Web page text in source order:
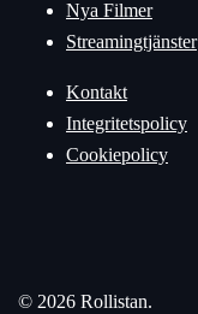
Nya Filmer
Streamingtjänster
Kontakt
Integritetspolicy
Cookiepolicy
© 2026 Rollistan.